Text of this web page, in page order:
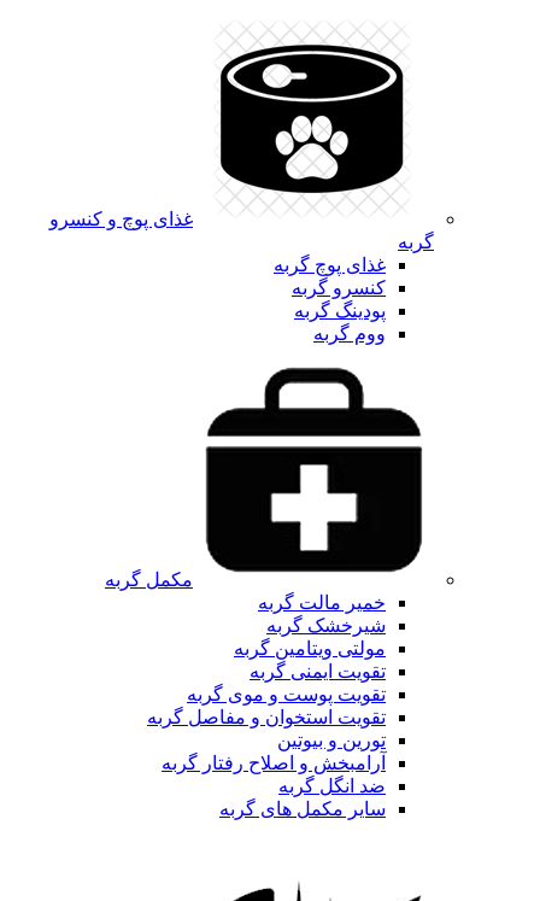
غذای پوچ و کنسرو
گربه
غذای پوچ گربه
کنسرو گربه
پودینگ گربه
ووم گربه
مکمل گربه
خمیر مالت گربه
شیرخشک گربه
مولتی ویتامین گربه
تقویت ایمنی گربه
تقویت پوست و موی گربه
تقویت استخوان و مفاصل گربه
تورین و بیوتین
آرامبخش و اصلاح رفتار گربه
ضد انگل گربه
سایر مکمل های گربه